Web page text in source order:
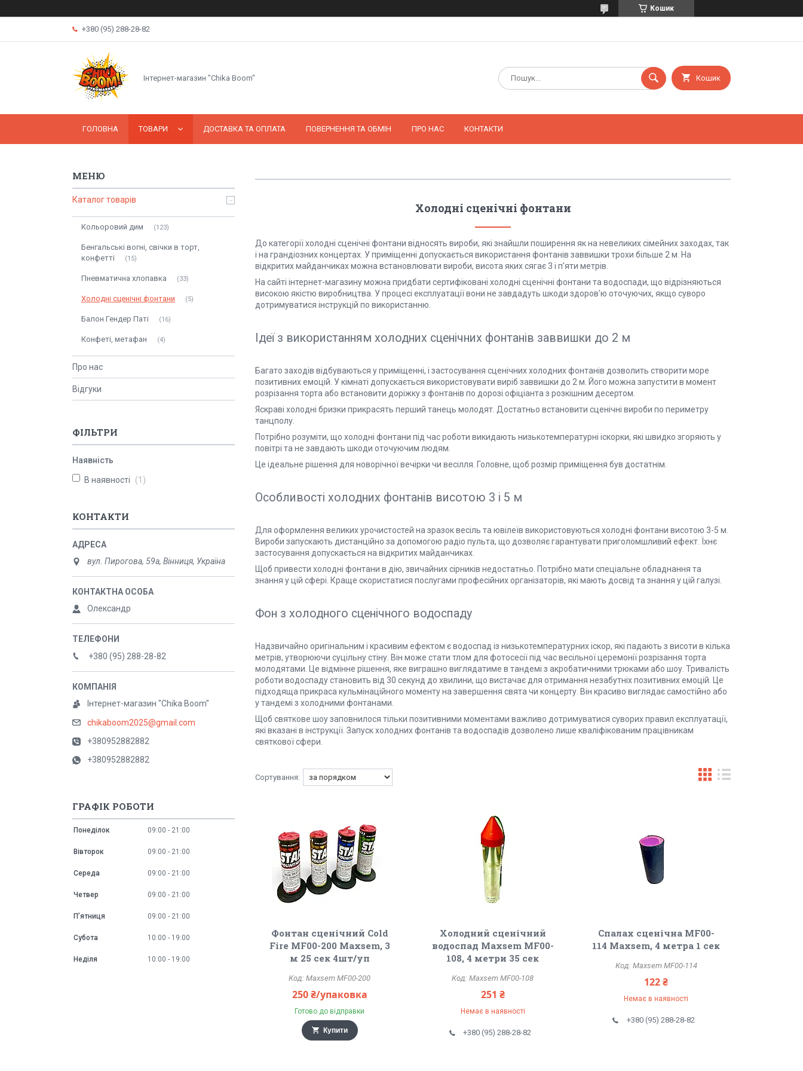
Кошик
+380 (95) 288-28-82
Інтернет-магазин "Chika Boom" Кошик
ГОЛОВНА ТОВАРИ ДОСТАВКА ТА ОПЛАТА ПОВЕРНЕННЯ ТА ОБМІН ПРО НАС КОНТАКТИ
Холодні сценічні фонтани
До категорії холодні сценічні фонтани відносять вироби, які знайшли поширення як на невеликих сімейних заходах, так
і на грандіозних концертах. У приміщенні допускається використання фонтанів заввишки трохи більше 2 м. На
відкритих майданчиках можна встановлювати вироби, висота яких сягає 3 і п'яти метрів.
На сайті інтернет-магазину можна придбати сертифіковані холодні сценічні фонтани та водоспади, що відрізняються
високою якістю виробництва. У процесі експлуатації вони не завдадуть шкоди здоров'ю оточуючих, якщо суворо
дотримуватися інструкцій по використанню.
Ідеї з використанням холодних сценічних фонтанів заввишки до 2 м
Багато заходів відбуваються у приміщенні, і застосування сценічних холодних фонтанів дозволить створити море
позитивних емоцій. У кімнаті допускається використовувати виріб заввишки до 2 м. Його можна запустити в момент
розрізання торта або встановити доріжку з фонтанів по дорозі офіціанта з розкішним десертом.
Яскраві холодні бризки прикрасять перший танець молодят. Достатньо встановити сценічні вироби по периметру
танцполу.
Потрібно розуміти, що холодні фонтани під час роботи викидають низькотемпературні іскорки, які швидко згоряють у
повітрі та не завдають шкоди оточуючим людям.
Це ідеальне рішення для новорічної вечірки чи весілля. Головне, щоб розмір приміщення був достатнім.
Особливості холодних фонтанів висотою 3 і 5 м
Для оформлення великих урочистостей на зразок весіль та ювілеїв використовуються холодні фонтани висотою 3-5 м.
Вироби запускають дистанційно за допомогою радіо пульта, що дозволяє гарантувати приголомшливий ефект. Їхнє
застосування допускається на відкритих майданчиках.
Щоб привести холодні фонтани в дію, звичайних сірників недостатньо. Потрібно мати спеціальне обладнання та
знання у цій сфері. Краще скористатися послугами професійних організаторів, які мають досвід та знання у цій галузі.
Фон з холодного сценічного водоспаду
Надзвичайно оригінальним і красивим ефектом є водоспад із низькотемпературних іскор, які падають з висоти в кілька
метрів, утворюючи суцільну стіну. Він може стати тлом для фотосесії під час весільної церемонії розрізання торта
молодятами. Це відмінне рішення, яке виграшно виглядатиме в тандемі з акробатичними трюками або шоу. Тривалість
роботи водоспаду становить від 30 секунд до хвилини, що вистачає для отримання незабутніх позитивних емоцій. Це
підходяща прикраса кульмінаційного моменту на завершення свята чи концерту. Він красиво виглядає самостійно або
у тандемі з холодними фонтанами.
Щоб святкове шоу заповнилося тільки позитивними моментами важливо дотримуватися суворих правил експлуатації,
які вказані в інструкції. Запуск холодних фонтанів та водоспадів дозволено лише кваліфікованим працівникам
святкової сфери.
Фонтан сценічний Cold
Fire MF00-200 Maxsem, 3
м 25 сек 4шт/уп
Maxsem MF00-200
250 ₴/упаковка
Готово до відправки
Купити
Холодний сценічний
водоспад Maxsem MF00-
108, 4 метри 35 сек
Maxsem MF00-108
251 ₴
Немає в наявності
+380 (95) 288-28-82
Спалах сценічна MF00-
114 Maxsem, 4 метра 1 сек
Maxsem MF00-114
122 ₴
Немає в наявності
+380 (95) 288-28-82
Каталог товарів
Кольоровий дим 123
Бенгальські вогні, свічки в торт,
конфетті
15
Пневматична хлопавка 33
Холодні сценічні фонтани 5
Балон Гендер Паті 16
Конфеті, метафан 4
Про нас
Відгуки
ФІЛЬТРИ
Наявність
В наявності 1
КОНТАКТИ
вул. Пирогова, 59а, Вінниця, Україна
Олександр
+380 (95) 288-28-82
Інтернет-магазин "Chika Boom"
chikaboom2025@gmail.com
+380952882882
+380952882882
ГРАФІК РОБОТИ
Понеділок 09:00 21:00
Вівторок 09:00 21:00
Середа 09:00 21:00
Четвер 09:00 21:00
Пʼятниця 09:00 21:00
Субота 10:00 19:00
Неділя 10:00 19:00